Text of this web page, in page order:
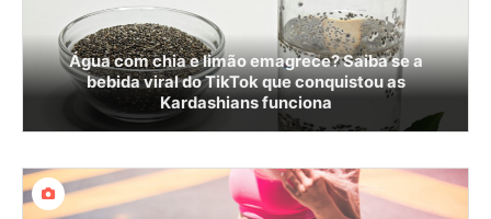
Água com chia e limão emagrece? Saiba se a
bebida viral do TikTok que conquistou as
Kardashians funciona